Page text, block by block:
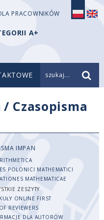
PRACOWNIKÓW
A+
szukaj...
/ Czasopisma
IMPAN
POLONICI MATHEMATICI
MATHEMATICAE
ZESZYTY
ONLINE FIRST
REVIEWERS
DLA AUTORÓW